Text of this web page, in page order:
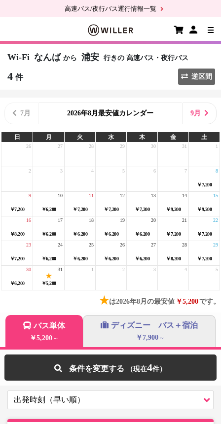
高速バス/夜行バス運行情報一覧
Wi-Fi なんば から 浦安 行きの 高速バス・夜行バス
4 件 逆区間
7月 2026年8月最安値カレンダー 9月
日 月 火 水 木 金 土
26 27 28 29 30 31 1
2 3 4 5 6 7
￥7,200
8
￥7,200
9
￥6,200
10
￥7,200
11
￥7,200
12
￥7,200
13
￥9,200
14
￥9,200
15
￥8,200
16
￥6,200
17
￥6,200
18
￥6,200
19
￥6,200
20
￥7,200
21
￥7,200
22
￥7,200
23
￥6,200
24
￥6,200
25
￥6,200
26
￥6,200
27
￥8,200
28
￥7,200
29
￥6,200
30
￥5,200
31 1 2 3 4 5
★は2026年8月の最安値 ￥5,200です。
バス単体
￥5,200 ～
ディズニー バス＋宿泊
￥7,900 ～
条件を変更する 4